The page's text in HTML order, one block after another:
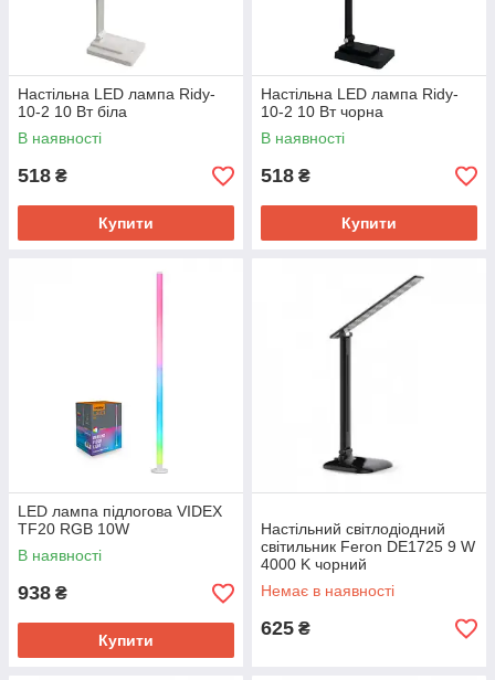
Настільна LED лампа Ridy-
10-2 10 Вт біла
В наявності
518 ₴
Купити
Настільна LED лампа Ridy-
10-2 10 Вт чорна
В наявності
518 ₴
Купити
LED лампа підлогова VIDEX
TF20 RGB 10W
В наявності
938 ₴
Купити
Настільний світлодіодний
світильник Feron DE1725 9 W
4000 K чорний
Немає в наявності
625 ₴